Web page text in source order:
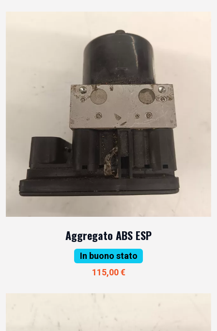
Aggregato ABS ESP
In buono stato
115,00 €